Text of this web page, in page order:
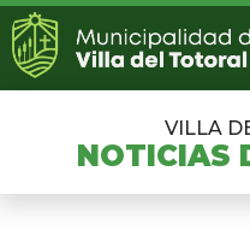
VILLA
NOTICIAS